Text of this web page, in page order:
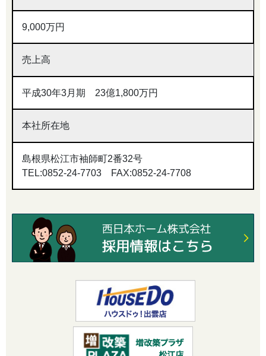
9,000万円
売上高
平成30年3月期 23億1,800万円
本社所在地
島根県松江市袖師町2番32号
TEL:0852-24-7703 FAX:0852-24-7708